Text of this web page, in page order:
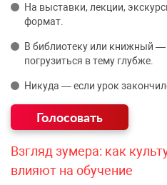
На выставки, лекции,
формат.
В библиотеку или книжный —
погрузиться в тему глубже.
Никуда — если урок
Взгляд зумера: как
влияют на обучение